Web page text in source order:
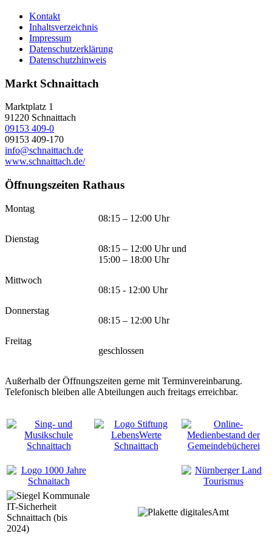
Kontakt
Inhaltsverzeichnis
Impressum
Datenschutzerklärung
Datenschutzhinweis
Markt Schnaittach
Marktplatz 1
91220 Schnaittach
09153 409-0
09153 409-170
info@schnaittach.de
www.schnaittach.de/
Öffnungszeiten Rathaus
Montag
08:15 – 12:00 Uhr
Dienstag
08:15 – 12:00 Uhr und
15:00 – 18:00 Uhr
Mittwoch
08:15 - 12:00 Uhr
Donnerstag
08:15 – 12:00 Uhr
Freitag
geschlossen
Außerhalb der Öffnungszeiten gerne mit Terminvereinbarung.
Telefonisch bleiben alle Abteilungen auch freitags erreichbar.